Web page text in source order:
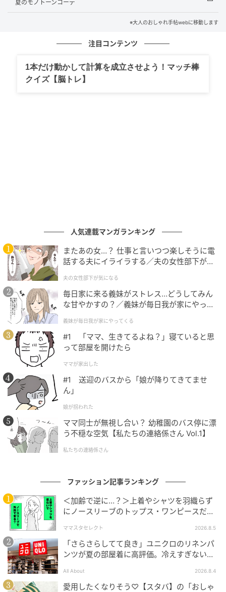
夏に向けて特に出番が多くなるかごバッグ。Yumionさ
大人のおしゃれ手帖
スニーカーはミニマルなデザインですっきり。レギン
スと靴をクリーンな白で繋げて軽快な足取りに。
今回のコーデアイテム
ワンピース：ハウス オブ ロータス
靴：フェザーステップ
かごバッグ：お母さまから譲り受けたもの
ストール：伊勢丹で購入
大人のおしゃれ手帖編集部
夏のモノトーンコーデ
※大人のおしゃれ手帖webに移動します
注目コンテンツ
1本だけ動かして計算を成立させよう！マッチ棒
クイズ【脳トレ】
人気連載マンガランキング
またあの女…？ 仕事と言いつつ楽しそうに電
話する夫にイライラする／夫の女性部下が気
夫の女性部下が気になる
毎日家に来る義妹がストレス…どうしてみん
な甘やかすの？／義妹が毎日我が家にやって
が】
義妹が毎日我が家にやってくる
#1 「ママ、生きてるよね？」寝ていると思
って部屋を開けたら
ママが家出した
#1 送迎のバスから「娘が降りてきてませ
ん」
娘が拐われた
ママ同士が無視し合い？ 幼稚園のバス停に漂
う不穏な空気【私たちの連絡係さん Vol.1】
私たちの連絡係さん
ファッション記事ランキング
＜加齢で逆に…？＞上着やシャツを羽織らず
にノースリーブのトップス・ワンピースだけ
ママスタセレクト 2026.8.5
「さらさらしてて良き」ユニクロのリネンパ
ンツが夏の部屋着に高評価。冷えすぎない肌
All About 2026.8.4
愛用したくなりそう♡【スタバ】の「おしゃ